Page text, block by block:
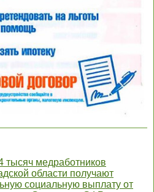
тысяч медработников
области получают
социальную выплату от